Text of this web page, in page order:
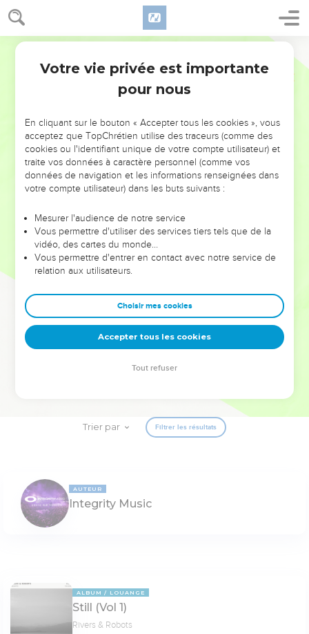
NE MANQUEZ PAS L’ÉVÉNEMENT
DE L’ANNÉE !
ET SI LEURS ERREURS POUVAIENT VOUS ÉVITER LES
VOTRES ?
leur foi ou leur vision. Mais on voit moins les doutes, les erreurs
et les saisons difficiles qu'ils ont traversés, alors même que ce
sont elles qui les ont façonnés.
Dans cette conférence, leaders, entrepreneurs, et responsables
clés pour avancer avec plus de sagesse afin que leurs erreurs
deviennent vos tremplins. Que vous guidiez un ministère, une
équipe, un groupe ou une famille, leur expérience est faite
pour vous.
Trier par Filtrer les résultats
AUTEUR
Integrity Music
ALBUM LOUANGE
Still (Vol 1)
Rivers & Robots
Votre vie privée est importante
pour nous
En cliquant sur le bouton « Accepter tous les cookies », vous
acceptez que TopChrétien utilise des traceurs (comme des
cookies ou l'identifiant unique de votre compte utilisateur) et
traite vos données à caractère personnel (comme vos
données de navigation et les informations renseignées dans
votre compte utilisateur) dans les buts suivants :
Mesurer l'audience de notre service
Vous permettre d'utiliser des services tiers tels que de la
vidéo, des cartes du monde…
Vous permettre d'entrer en contact avec notre service de
relation aux utilisateurs.
Choisir mes cookies
Accepter tous les cookies
Tout refuser